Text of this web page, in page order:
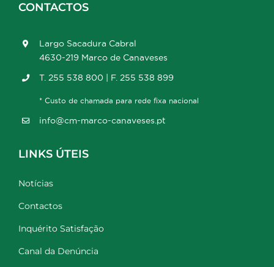
CONTACTOS
Largo Sacadura Cabral
4630-219 Marco de Canaveses
T. 255 538 800 | F. 255 538 899
* Custo de chamada para rede fixa nacional
info@cm-marco-canaveses.pt
LINKS ÚTEIS
Notícias
Contactos
Inquérito Satisfação
Canal da Denúncia